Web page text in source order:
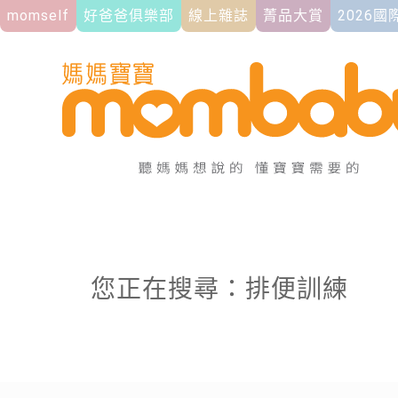
momself 好爸爸俱樂部 線上雜誌 菁品大賞 2026國
您正在搜尋：排便訓練